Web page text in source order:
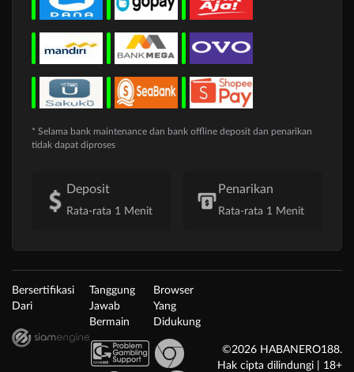
* Selama bank maintenance dan bank offline deposit dan penarikan
tidak dapat diproses
Deposit
Rata-rata 1 Menit
Penarikan
Rata-rata 1 Menit
Bersertifikasi
Dari
Tanggung
Jawab
Bermain
Browser
Yang
Didukung
©2026 HABANERO188.
Hak cipta dilindungi | 18+